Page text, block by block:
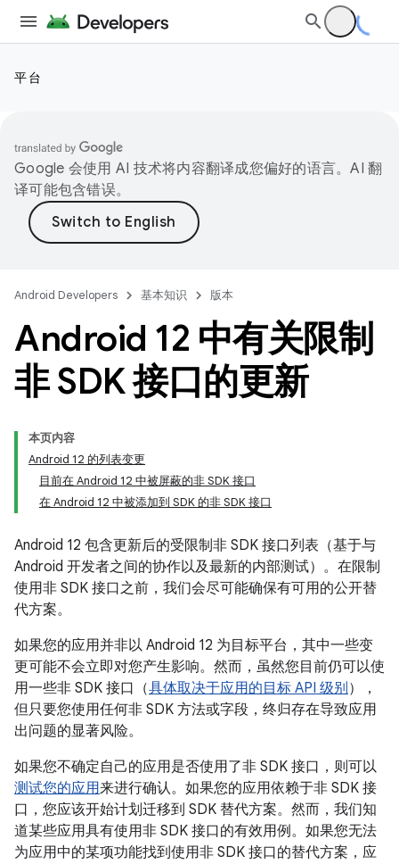
平台
Google 会使用 AI 技术将内容翻译成您偏好的语言。AI 翻
译可能包含错误。
Android Developers 基本知识 版本
Android 12 中有关限制
非 SDK 接口的更新
本页内容
Android 12 的列表变更
目前在 Android 12 中被屏蔽的非 SDK 接口
在 Android 12 中被添加到 SDK 的非 SDK 接口
Android 12 包含更新后的受限制非 SDK 接口列表（基于与
Android 开发者之间的协作以及最新的内部测试）。在限制
使用非 SDK 接口之前，我们会尽可能确保有可用的公开替
代方案。
如果您的应用并非以 Android 12 为目标平台，其中一些变
更可能不会立即对您产生影响。然而，虽然您目前仍可以使
用一些非 SDK 接口（具体取决于应用的目标 API 级别 ），
但只要您使用任何非 SDK 方法或字段，终归存在导致应用
出问题的显著风险。
如果您不确定自己的应用是否使用了非 SDK 接口，则可以
测试您的应用来进行确认。如果您的应用依赖于非 SDK 接
口，您应该开始计划迁移到 SDK 替代方案。然而，我们知
道某些应用具有使用非 SDK 接口的有效用例。如果您无法
为应用中的某项功能找到使用非 SDK 接口的替代方案，应